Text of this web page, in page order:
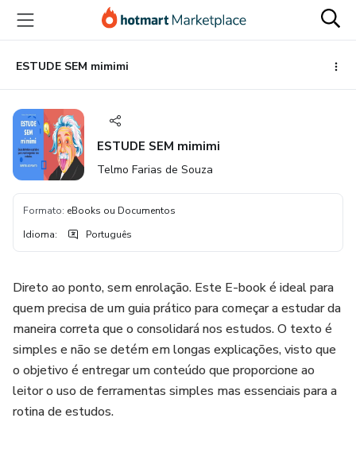
para
conteúdo
principal
para
pagamento
para
rodapéESTUDE SEM mimimi
ESTUDE SEM mimimi
Telmo Farias de Souza
Formato: eBooks ou Documentos
Idioma: Português
Direto ao ponto, sem enrolação. Este E-book é ideal para
quem precisa de um guia prático para começar a estudar da
maneira correta que o consolidará nos estudos. O texto é
simples e não se detém em longas explicações, visto que
o objetivo é entregar um conteúdo que proporcione ao
leitor o uso de ferramentas simples mas essenciais para a
rotina de estudos.